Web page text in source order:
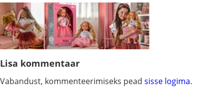
Lisa kommentaar
Vabandust, kommenteerimiseks pead sisse logima.